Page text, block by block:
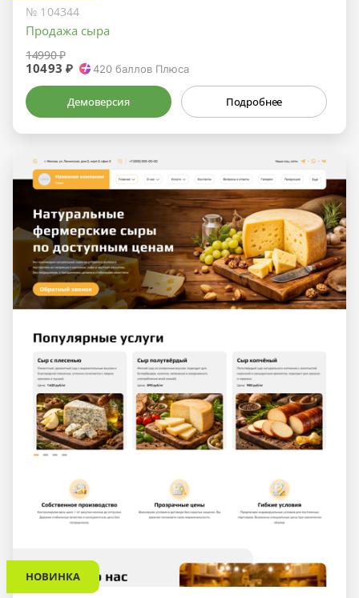
№ 104344
Продажа сыра
14990 ₽
10493 ₽ 420 баллов Плюса
Демоверсия Подробнее
НОВИНКА